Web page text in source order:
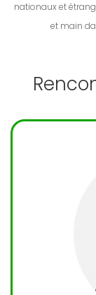
nationaux et
et main